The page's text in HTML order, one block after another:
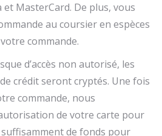
et MasterCard. De plus, vous
au coursier en espèces
commande.
d’accès non autorisé, les
crédit seront cryptés. Une fois
commande, nous
de votre carte pour
suffisamment de fonds pour